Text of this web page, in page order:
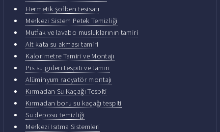
Hermetik şofben tesisatı
Merkezi Sistem Petek Temizliği
Mutfak ve lavabo musluklarının tamiri
Alt kata su akması tamiri
Kalorimetre Tamiri ve Montajı
Pis su gideri tespiti ve tamiri
Alüminyum radyatör montajı
Kırmadan Su Kaçağı Tespiti
Kırmadan boru su kaçağı tespiti
Su deposu temizliği
Merkezi Isıtma Sistemleri